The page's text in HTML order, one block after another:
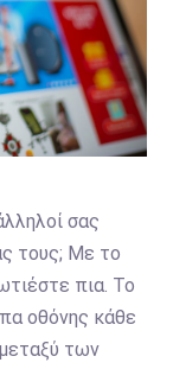
σας
τους; Με το
πια. Το
οθόνης κάθε
των